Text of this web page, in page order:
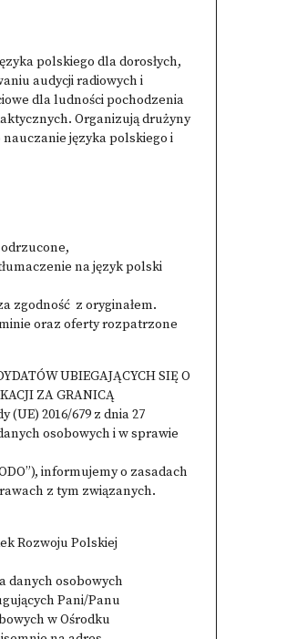
polskiego dla dorosłych,
audycji radiowych i
dla ludności pochodzenia
Organizują drużyny
języka polskiego i
na język polski
zgodność z oryginałem.
oraz oferty rozpatrzone
UBIEGAJĄCYCH SIĘ O
ZA GRANICĄ
2016/679 z dnia 27
osobowych i w sprawie
informujemy o zasadach
z tym związanych.
Rozwoju Polskiej
danych osobowych
Pani/Panu
w Ośrodku